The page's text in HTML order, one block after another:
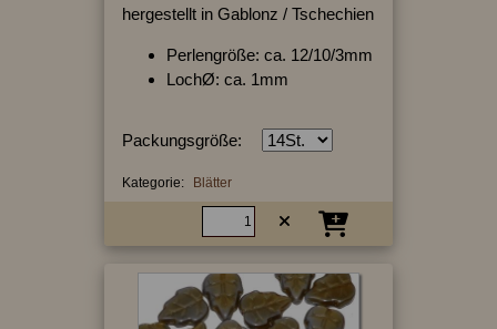
hergestellt in Gablonz / Tschechien
Perlengröße: ca. 12/10/3mm
LochØ: ca. 1mm
Packungsgröße:
Kategorie: Blätter